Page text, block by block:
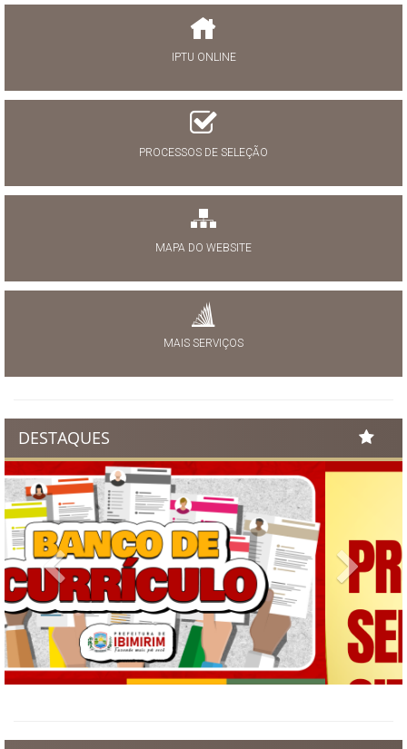
IPTU ONLINE
PROCESSOS DE SELEÇÃO
MAPA DO WEBSITE
MAIS SERVIÇOS
DESTAQUES
Previous Next